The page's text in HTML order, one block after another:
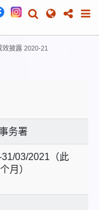
效披露 2020-21
务署
03/2021（此
月）